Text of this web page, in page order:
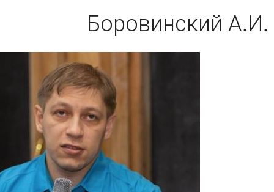
Боровинский А.И.